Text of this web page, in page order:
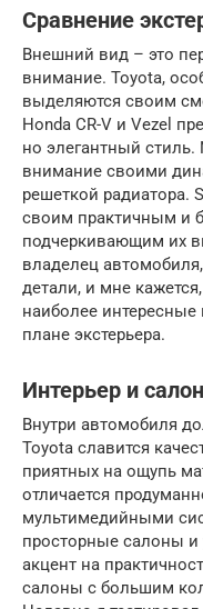
Сравнение
Внешний вид – это
внимание. Toyota,
выделяются своим
Honda CR-V и Vezel
но элегантный стиль.
внимание своими
решеткой радиатора.
своим практичным и
подчеркивающим их
владелец
детали, и мне
наиболее
плане экстерьера.
Интерьер и салон
Внутри автомобиля
Toyota славится
приятных на ощупь
отличается
мультимедийными
просторные салоны и
акцент на
салоны с большим